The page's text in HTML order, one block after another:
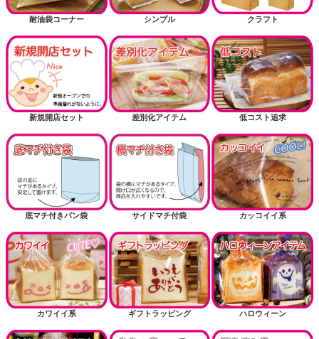
耐油袋コーナー シンプル クラフト
新規開店セット 差別化アイテム 低コスト追求
底マチ付きパン袋 サイドマチ付袋 カッコイイ系
カワイイ系 ギフトラッピング ハロウィーン